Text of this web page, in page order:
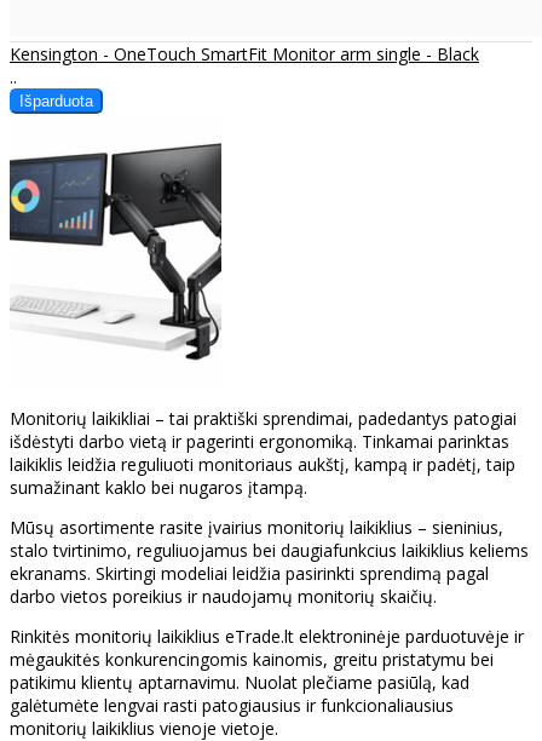
Kensington - OneTouch SmartFit Monitor arm single - Black
..
Monitorių laikikliai – tai praktiški sprendimai, padedantys patogiai
išdėstyti darbo vietą ir pagerinti ergonomiką. Tinkamai parinktas
laikiklis leidžia reguliuoti monitoriaus aukštį, kampą ir padėtį, taip
sumažinant kaklo bei nugaros įtampą.
Mūsų asortimente rasite įvairius monitorių laikiklius – sieninius,
stalo tvirtinimo, reguliuojamus bei daugiafunkcius laikiklius keliems
ekranams. Skirtingi modeliai leidžia pasirinkti sprendimą pagal
darbo vietos poreikius ir naudojamų monitorių skaičių.
Rinkitės monitorių laikiklius eTrade.lt elektroninėje parduotuvėje ir
mėgaukitės konkurencingomis kainomis, greitu pristatymu bei
patikimu klientų aptarnavimu. Nuolat plečiame pasiūlą, kad
galėtumėte lengvai rasti patogiausius ir funkcionaliausius
monitorių laikiklius vienoje vietoje.